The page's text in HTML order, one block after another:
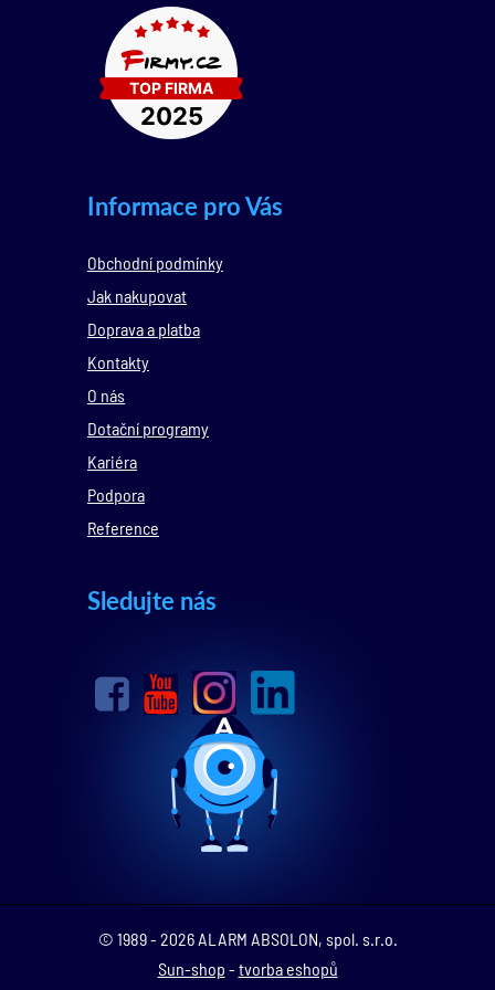
Informace pro Vás
Obchodní podmínky
Jak nakupovat
Doprava a platba
Kontakty
O nás
Dotační programy
Kariéra
Podpora
Reference
Sledujte nás
© 1989 - 2026 ALARM ABSOLON, spol. s.r.o.
Sun-shop - tvorba eshopů